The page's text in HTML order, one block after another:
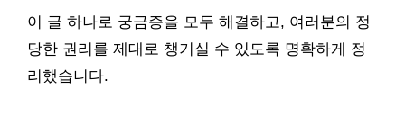
이 글 하나로 궁금증을 모두 해결하고, 여러분의 정
당한 권리를 제대로 챙기실 수 있도록 명확하게 정
리했습니다.